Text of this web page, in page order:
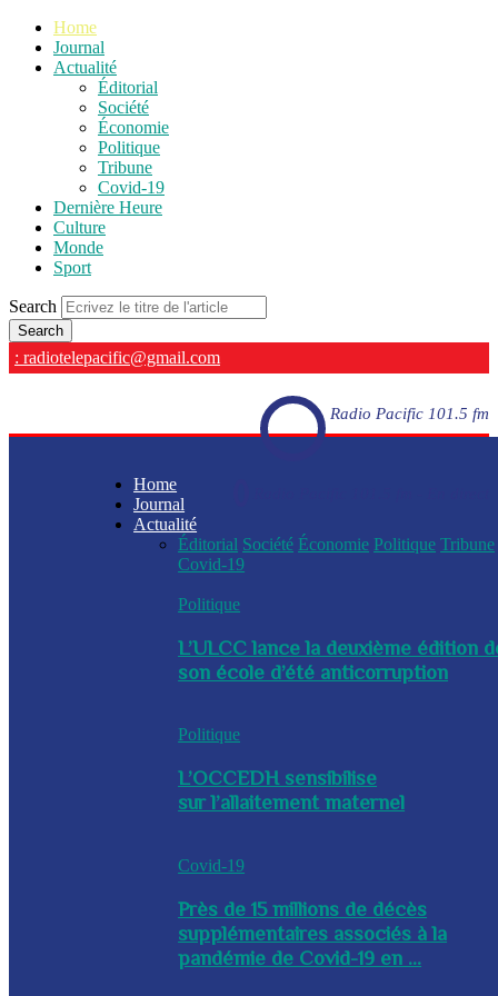
Home
Journal
Actualité
Éditorial
Société
Économie
Politique
Tribune
Covid-19
Dernière Heure
Culture
Monde
Sport
Search
: radiotelepacific@gmail.com
Radio Pacific 101.5 fm
Home
Journal
Actualité
Éditorial Société Économie Politique Tribune
Covid-19
Politique
L’ULCC lance la deuxième édition
son école d’été anticorruption
Politique
L’OCCEDH sensibilise
sur l’allaitement maternel
Covid-19
Près de 15 millions de décès
supplémentaires associés à la
pandémie de Covid-19 en ...